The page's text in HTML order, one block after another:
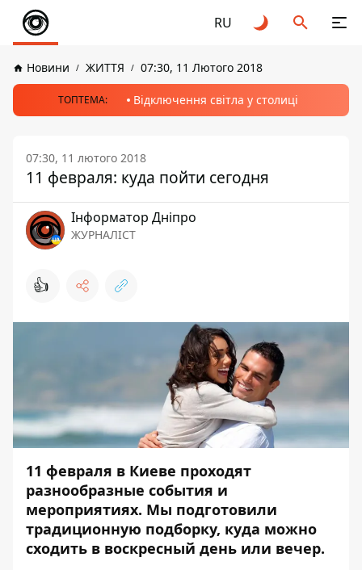
RU
Новини ЖИТТЯ 07:30, 11 Лютого 2018
ТОПТЕМА: Відключення світла у столиці
07:30, 11 лютого 2018
11 февраля: куда пойти сегодня
Інформатор Дніпро
ЖУРНАЛІСТ
👍
11 февраля в Киеве проходят
разнообразные события и
мероприятиях. Мы подготовили
традиционную подборку, куда можно
сходить в воскресный день или вечер.